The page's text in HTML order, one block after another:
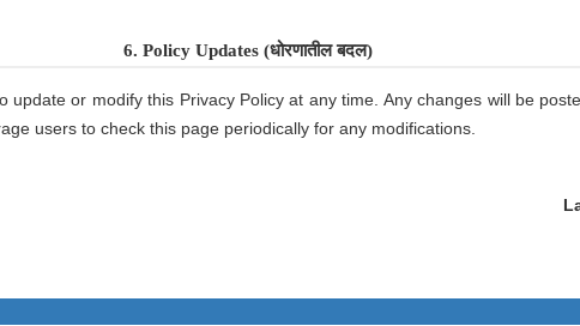
6. Policy Updates (धोरणातील बदल)
update or modify this Privacy Policy at any time. Any changes will be
users to check this page periodically for any modifications.